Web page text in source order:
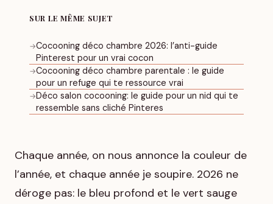
SUR LE MÊME SUJET
→Cocooning déco chambre 2026: l’anti-guide
Pinterest pour un vrai cocon
→Cocooning déco chambre parentale : le guide
pour un refuge qui te ressource vrai
→Déco salon cocooning: le guide pour un nid qui te
ressemble sans cliché Pinteres
Chaque année, on nous annonce la couleur de
l’année, et chaque année je soupire. 2026 ne
déroge pas: le bleu profond et le vert sauge